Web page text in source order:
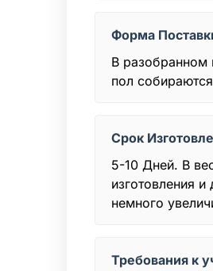
Форма
В разобранном
пол
Срок
5-10 Дней. В
изготовления
немного
Требования к